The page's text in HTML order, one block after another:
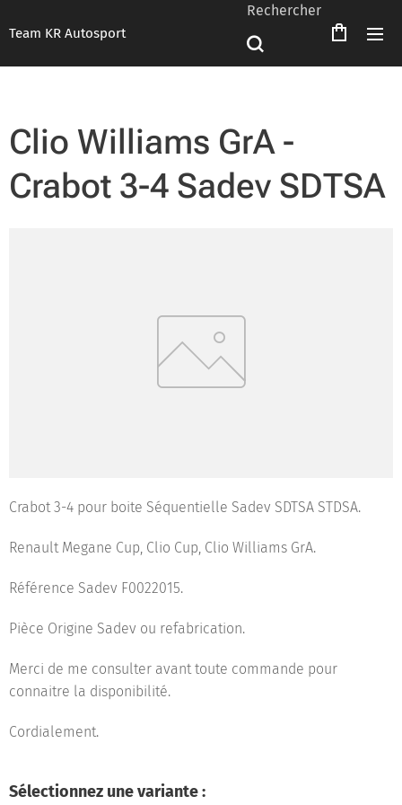
Team KR Autosport
Rechercher
Clio Williams GrA -
Crabot 3-4 Sadev SDTSA
Crabot 3-4 pour boite Séquentielle Sadev SDTSA STDSA.
Renault Megane Cup, Clio Cup, Clio Williams GrA.
Référence Sadev F0022015.
Pièce Origine Sadev ou refabrication.
Merci de me consulter avant toute commande pour
connaitre la disponibilité.
Cordialement.
Sélectionnez une variante :